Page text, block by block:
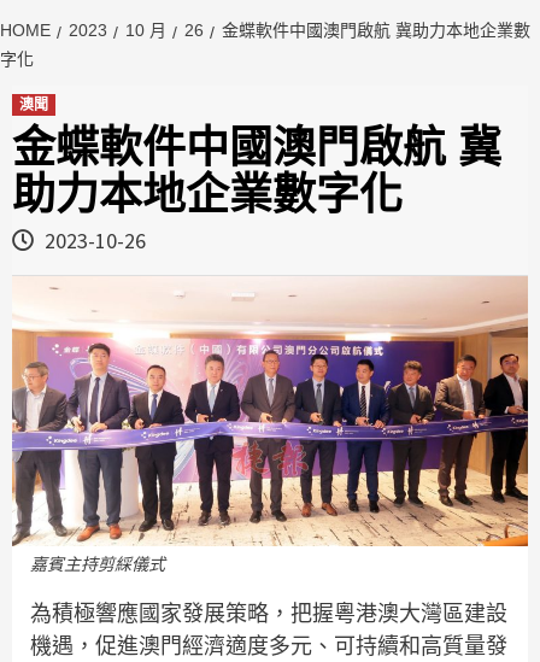
HOME 2023 10 月 26
金蝶軟件中國澳門啟航 冀助力本地企業數
字化
澳聞
金蝶軟件中國澳門啟航 冀
助力本地企業數字化
2023-10-26
嘉賓主持剪綵儀式
為積極響應國家發展策略，把握粵港澳大灣區建設
機遇，促進澳門經濟適度多元、可持續和高質量發